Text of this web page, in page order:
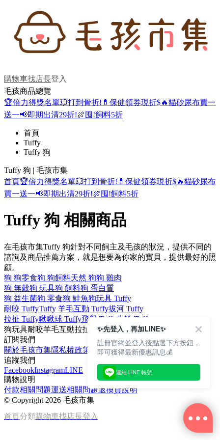
購物車找店長登入
毛孩商品總覽
🏆倍力得獎名單💥打到骨折! 💊保健領券現折$🔥貓砂尿布買一
送一📢即期出清29折!🍖囤!飼料5折
首頁
Tuffy
Tuffy 狗
Tuffy 狗 | 毛孩市集
首頁🏆倍力得獎名單💥打到骨折! 💊保健領券現折$🔥貓砂尿布
買一送一📢即期出清29折!🍖囤!飼料5折
Tuffy 狗 相關商品
在毛孩市集Tuffy 狗針對不同飼主及毛孩的狀況，提供不同的
諮詢及商品推薦方案，就是想要為你家的寶貝，提供最好的照
顧。
狗 狗零食狗 狗飼料天然 狗狗 雞肉
狗 無穀狗 玩具狗 飼料狗 蛋白質
狗 益生菌狗 零食狗 鮭魚狗玩具 Tuffy
耐咬 TuffyTuffy 羊毛互動 Tuffy拔河 Tuffy
拉扯 Tuffy啾啾球 Tuffy飛盤 Tuffy 齒輪 Tuffy
狗玩具耐咬羊毛互動拉扯
訂閱我們
關於毛孩市集隱私權政策
文章
追蹤我們
FacebookInstagramLINE
購物說明
付款相關問題運送相關問題 退換貨說明
© Copyright 2026 毛孩市集
首頁分類購物車找店長登入
✨先登入，再加LINE✨
註冊官網並登入後點選下方按鈕，
即可獲得最新優惠訊息💰
連結 LINE 帳號